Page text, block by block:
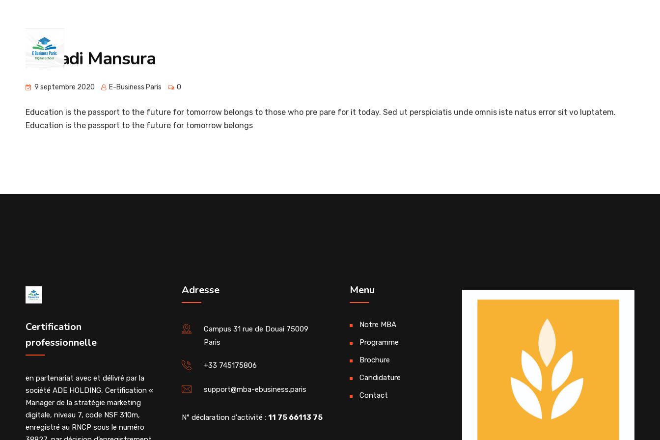
Mahadi Mansura
9 septembre 2020 E-Business Paris 0
Education is the passport to the future for tomorrow belongs to those who pre pare for it today. Sed ut perspiciatis unde omnis iste natus error sit vo luptatem.
Education is the passport to the future for tomorrow belongs
Certification
professionnelle
en partenariat avec et délivré par la
société ADE HOLDING, Certification «
Manager de la stratégie marketing
digitale, niveau 7, code NSF 310m,
enregistré au RNCP sous le numéro
Adresse
Campus 31 rue de Douai 75009
Paris
+33 745175806
support@mba-ebusiness.paris
N° déclaration d'activité : 11 75 66113 75
Menu
Notre MBA
Programme
Brochure
Candidature
Contact